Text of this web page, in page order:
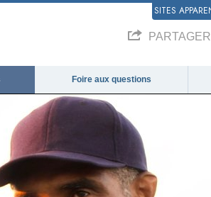
SITES
PARTAGER
Foire aux questions